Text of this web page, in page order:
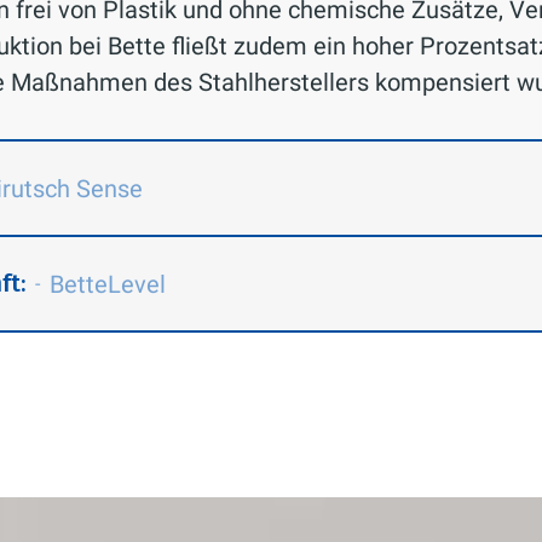
frei von Plastik und ohne chemische Zusätze,
bei Bette fließt zudem ein hoher
Maßnahmen des Stahlherstellers kompensiert
Sense
- BetteLevel
du deine Dusche beispiellos